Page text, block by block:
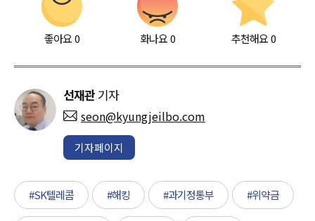
좋아요0 화나요0 추천해요 0
선재관 기자
seon@kyungjeilbo.com
기자페이지
#SK텔레콤 #해킹 #과기정통부 #위약금